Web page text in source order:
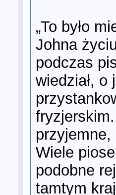
„To było
Johna
podczas
wiedział, o
Wiele
podobne
tamtym